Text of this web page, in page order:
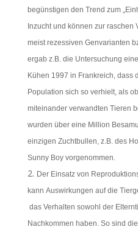
begünstigen den Trend zum
Inzucht und können zur
meist rezessiven Genvarianten
ergab z.B. die Untersuchung
Kühen 1997 in Frankreich, dass
Population sich so verhielt, als
miteinander verwandten Tieren
wurden über eine Million
einzigen Zuchtbullen, z.B. des
Sunny Boy vorgenommen.
Der Einsatz von
kann Auswirkungen auf die
das Verhalten sowohl der
Nachkommen haben. So sind